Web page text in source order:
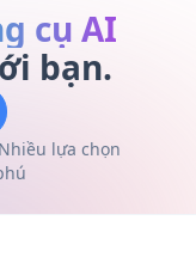
cụ AI
bạn.
Nhiều lựa chọn